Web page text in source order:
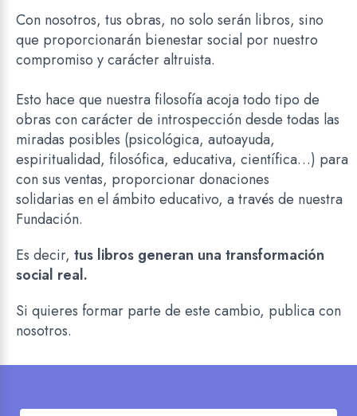
Con nosotros, tus obras, no solo serán libros, sino
que proporcionarán bienestar social por nuestro
compromiso y carácter altruista.
Esto hace que nuestra filosofía acoja todo tipo de
obras con carácter de introspección desde todas las
miradas posibles (psicológica, autoayuda,
espiritualidad, filosófica, educativa, científica…) para
con sus ventas, proporcionar donaciones
solidarias en el ámbito educativo, a través de nuestra
Fundación.
Es decir, tus libros generan una transformación
social real.
Si quieres formar parte de este cambio, publica con
nosotros.